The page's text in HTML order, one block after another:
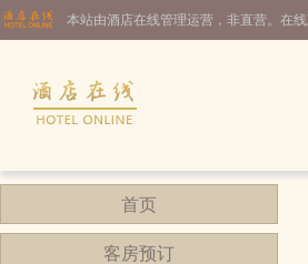
本站由酒店在线管理运营，非直营。在
首页
客房预订